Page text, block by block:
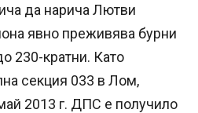
да нарича Лютви
явно преживява бурни
230-кратни. Като
секция 033 в Лом,
2013 г. ДПС е получило